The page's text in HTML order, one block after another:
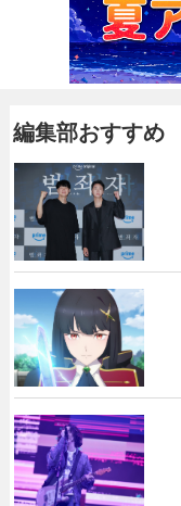
編集部おすすめ